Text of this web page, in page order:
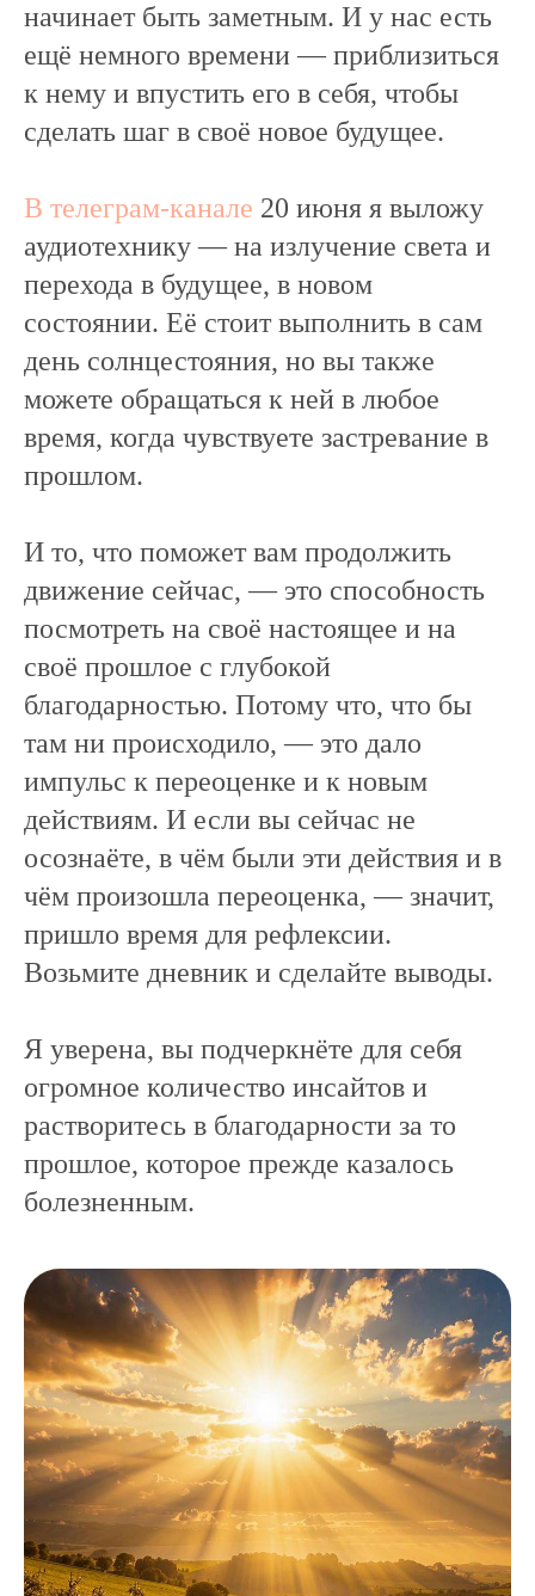
начинает быть заметным. И у нас есть
ещё немного времени — приблизиться
к нему и впустить его в себя, чтобы
сделать шаг в своё новое будущее.
В телеграм-канале 20 июня я выложу
аудиотехнику — на излучение света и
перехода в будущее, в новом
состоянии. Её стоит выполнить в сам
день солнцестояния, но вы также
можете обращаться к ней в любое
время, когда чувствуете застревание в
прошлом.
И то, что поможет вам продолжить
движение сейчас, — это способность
посмотреть на своё настоящее и на
своё прошлое с глубокой
благодарностью. Потому что, что бы
там ни происходило, — это дало
импульс к переоценке и к новым
действиям. И если вы сейчас не
осознаёте, в чём были эти действия и в
чём произошла переоценка, — значит,
пришло время для рефлексии.
Возьмите дневник и сделайте выводы.
Я уверена, вы подчеркнёте для себя
огромное количество инсайтов и
растворитесь в благодарности за то
прошлое, которое прежде казалось
болезненным.